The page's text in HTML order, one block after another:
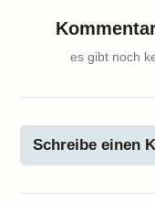
es gibt noch
Schreibe einen